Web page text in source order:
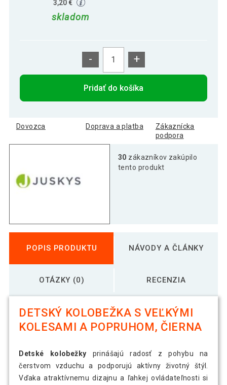
3,20 €
skladom
- +
Pridať do košíka
Dovozca Doprava a platba
Zákaznícka
podpora
30 zákazníkov zakúpilo
tento produkt
POPIS PRODUKTU NÁVODY A ČLÁNKY
OTÁZKY (0) RECENZIA
DETSKÝ KOLOBEŽKA S VEĽKÝMI
KOLESAMI A POPRUHOM, ČIERNA
Detské kolobežky prinášajú radosť z pohybu na
čerstvom vzduchu a podporujú aktívny životný štýl.
Vďaka atraktívnemu dizajnu a ľahkej ovládateľnosti si